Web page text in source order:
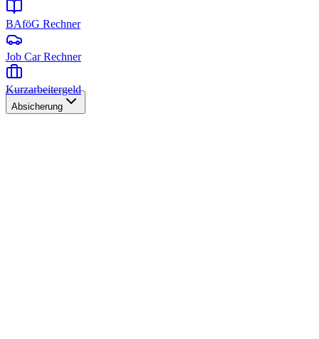
BAföG Rechner
Job Car Rechner
Kurzarbeitergeld
Absicherung